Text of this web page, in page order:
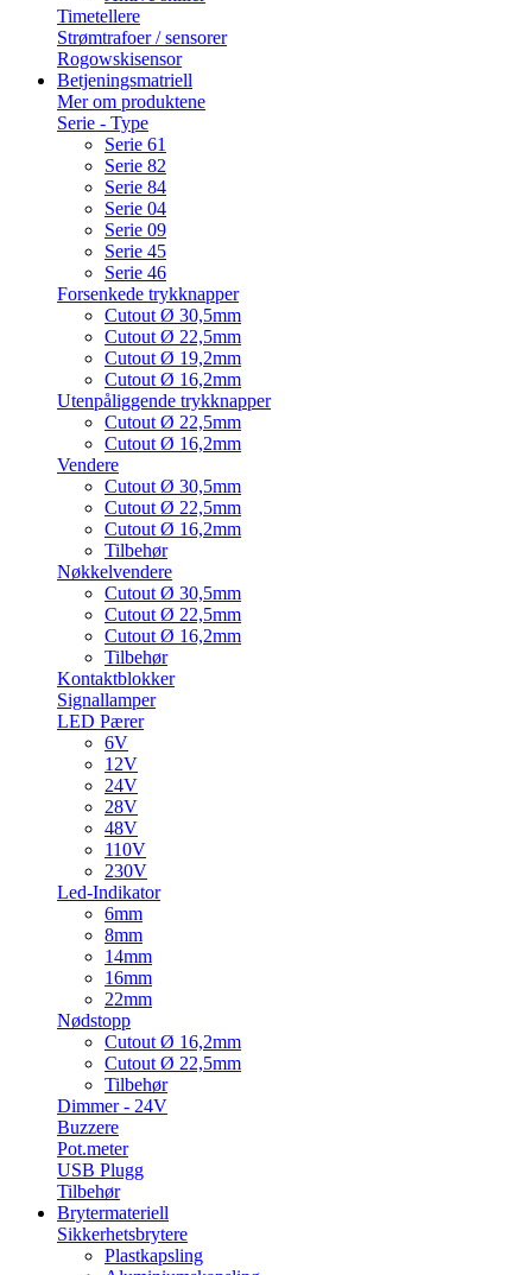
Timetellere
Strømtrafoer / sensorer
Rogowskisensor
Betjeningsmatriell
Mer om produktene
Serie - Type
Serie 61
Serie 82
Serie 84
Serie 04
Serie 09
Serie 45
Serie 46
Forsenkede trykknapper
Cutout Ø 30,5mm
Cutout Ø 22,5mm
Cutout Ø 19,2mm
Cutout Ø 16,2mm
Utenpåliggende trykknapper
Cutout Ø 22,5mm
Cutout Ø 16,2mm
Vendere
Cutout Ø 30,5mm
Cutout Ø 22,5mm
Cutout Ø 16,2mm
Tilbehør
Nøkkelvendere
Cutout Ø 30,5mm
Cutout Ø 22,5mm
Cutout Ø 16,2mm
Tilbehør
Kontaktblokker
Signallamper
LED Pærer
6V
12V
24V
28V
48V
110V
230V
Led-Indikator
6mm
8mm
14mm
16mm
22mm
Nødstopp
Cutout Ø 16,2mm
Cutout Ø 22,5mm
Tilbehør
Dimmer - 24V
Buzzere
Pot.meter
USB Plugg
Tilbehør
Brytermateriell
Sikkerhetsbrytere
Plastkapsling